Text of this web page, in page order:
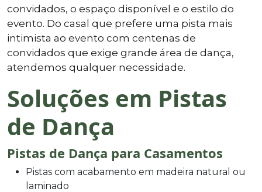
convidados, o espaço disponível e o estilo do
evento. Do casal que prefere uma pista mais
intimista ao evento com centenas de
convidados que exige grande área de dança,
atendemos qualquer necessidade.
Soluções em Pistas
de Dança
Pistas de Dança para Casamentos
Pistas com acabamento em madeira natural ou
laminado